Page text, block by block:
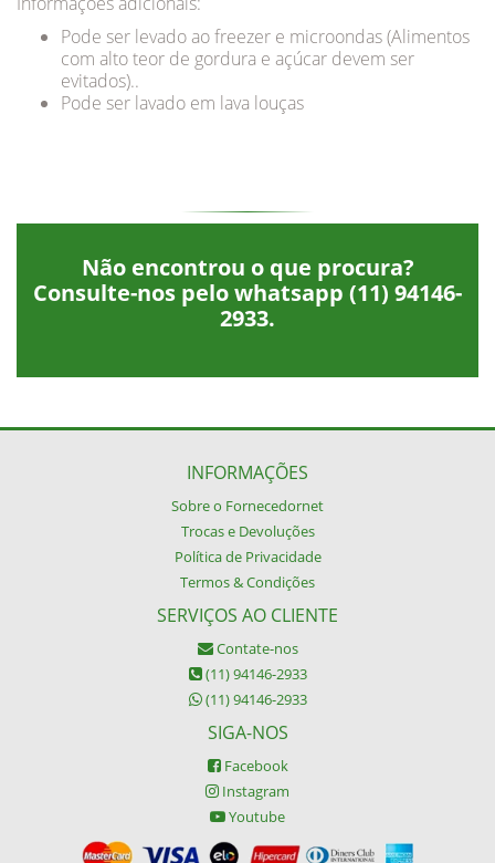
Pode ser levado ao freezer e microondas (Alimentos
com alto teor de gordura e açúcar devem ser
evitados)..
Pode ser lavado em lava louças
Não encontrou o que procura?
Consulte-nos pelo whatsapp (11) 94146-
2933.
INFORMAÇÕES
Sobre o Fornecedornet
Trocas e Devoluções
Política de Privacidade
Termos & Condições
SERVIÇOS AO CLIENTE
Contate-nos
(11) 94146-2933
(11) 94146-2933
SIGA-NOS
Facebook
Instagram
Youtube